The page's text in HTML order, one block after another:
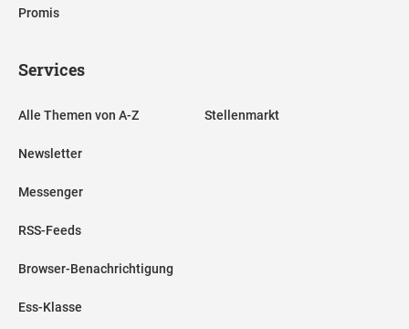
Promis
Services
Alle Themen von A-Z
Newsletter
Messenger
RSS-Feeds
Browser-Benachrichtigung
Ess-Klasse
Stellenmarkt